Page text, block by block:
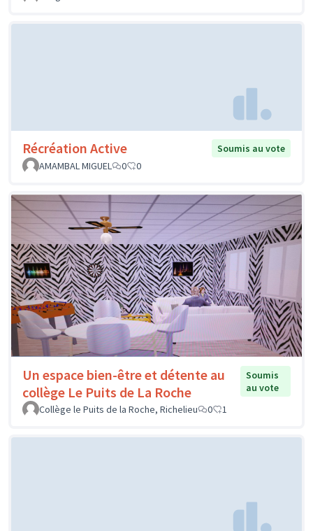
Récréation Active
Soumis au vote
AMAMBAL MIGUEL
0 0
Un espace bien-être et détente au
collège Le Puits de La Roche
Soumis
au vote
Collège le Puits de la Roche, Richelieu
0 1